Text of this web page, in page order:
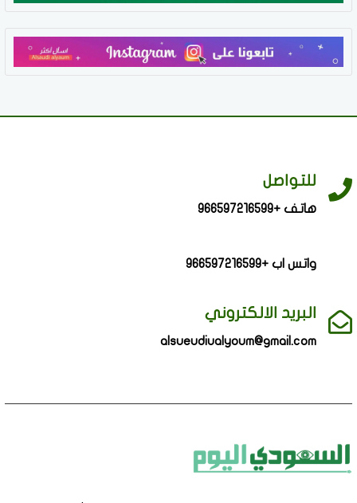
للتواصل
هاتف +966597216599
واتس اب +966597216599
البريد الالكتروني
alsueudiualyoum@gmail.com